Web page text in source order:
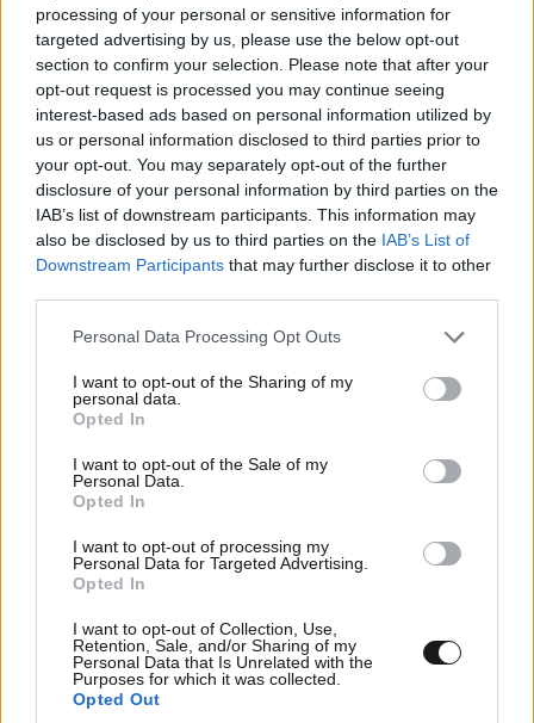
processing of your personal or sensitive information for
targeted advertising by us, please use the below opt-out
section to confirm your selection. Please note that after your
opt-out request is processed you may continue seeing
interest-based ads based on personal information utilized by
us or personal information disclosed to third parties prior to
your opt-out. You may separately opt-out of the further
disclosure of your personal information by third parties on the
IAB’s list of downstream participants. This information may
also be disclosed by us to third parties on the IAB’s List of
Downstream Participants that may further disclose it to other
Please note that this website/app uses one or more Google
not limited to your visit or usage behaviour. You may click to
grant or deny consent to Google and its third-party tags to
use your data for below specified purposes in below Google
consent section.
Personal Data Processing Opt Outs
I want to opt-out of the Sharing of my
personal data.
Opted In
I want to opt-out of the Sale of my
Personal Data.
Opted In
I want to opt-out of processing my
Personal Data for Targeted Advertising.
Opted In
I want to opt-out of Collection, Use,
Retention, Sale, and/or Sharing of my
Personal Data that Is Unrelated with the
Purposes for which it was collected.
Opted Out
Αυτό ακριβώς 24·04·2025 22:42
Μαχαιρώθηκε ο νοσταλγός της χούντας από νοσταλγό
της δημοκρατίας; Περίεργα πραματα.
Απαντήστε
Truth is out there 24·04·2025 22:39